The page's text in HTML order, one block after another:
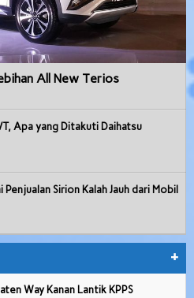
All New Terios
Apa yang Ditakuti Daihatsu
Penjualan Sirion Kalah Jauh dari Mobil
+
Way Kanan Lantik KPPS